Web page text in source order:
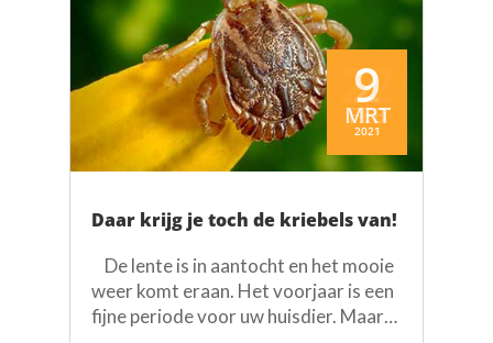
2
FEB
2023
9
MRT
2021
2
FEB
2023
22
JAN
2021
2
FEB
2023
9
MRT
2021
Daar krijg je toch de kriebels van!
De lente is in aantocht en het mooie
weer komt eraan. Het voorjaar is een
fijne periode voor uw huisdier. Maar